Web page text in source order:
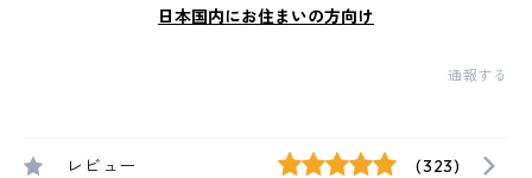
日本国内にお住まいの方向け
通報する
レビュー (323)